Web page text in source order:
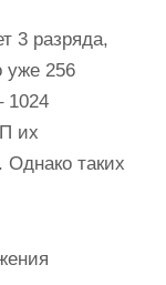
3 разряда,
уже 256
1024
их
таких